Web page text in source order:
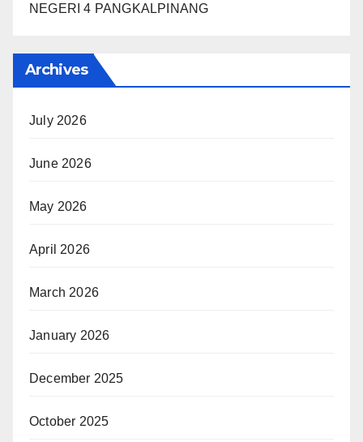
NEGERI 4 PANGKALPINANG
Archives
July 2026
June 2026
May 2026
April 2026
March 2026
January 2026
December 2025
October 2025